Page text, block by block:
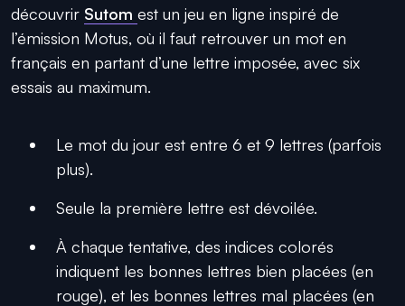
découvrir Sutom est un jeu en ligne inspiré de
l’émission Motus, où il faut retrouver un mot en
français en partant d’une lettre imposée, avec six
essais au maximum.
Le mot du jour est entre 6 et 9 lettres (parfois
plus).
Seule la première lettre est dévoilée.
À chaque tentative, des indices colorés
indiquent les bonnes lettres bien placées (en
rouge), et les bonnes lettres mal placées (en